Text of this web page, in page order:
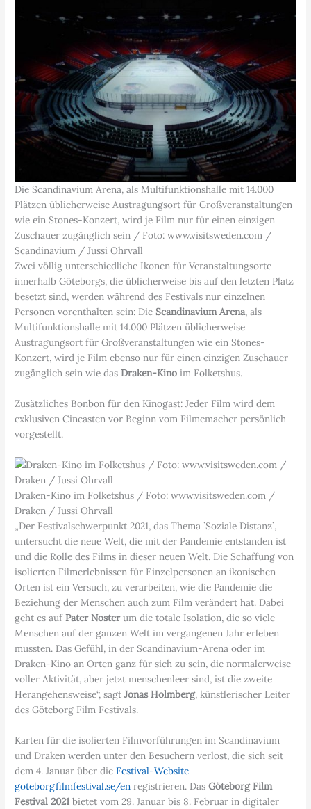
Die Scandinavium Arena, als Multifunktionshalle mit 14.000
Plätzen üblicherweise Austragungsort für Großveranstaltungen
wie ein Stones-Konzert, wird je Film nur für einen einzigen
Zuschauer zugänglich sein / Foto: www.visitsweden.com /
Scandinavium / Jussi Ohrvall
Zwei völlig unterschiedliche Ikonen für Veranstaltungsorte
innerhalb Göteborgs, die üblicherweise bis auf den letzten Platz
besetzt sind, werden während des Festivals nur einzelnen
Personen vorenthalten sein: Die Scandinavium Arena, als
Multifunktionshalle mit 14.000 Plätzen üblicherweise
Austragungsort für Großveranstaltungen wie ein Stones-
Konzert, wird je Film ebenso nur für einen einzigen Zuschauer
zugänglich sein wie dasDraken-Kino im Folketshus.
Zusätzliches Bonbon für den Kinogast: Jeder Film wird dem
exklusiven Cineasten vor Beginn vom Filmemacher persönlich
vorgestellt.
Draken-Kino im Folketshus / Foto: www.visitsweden.com /
Draken / Jussi Ohrvall
„Der Festivalschwerpunkt 2021, das Thema `Soziale Distanz`,
untersucht die neue Welt, die mit der Pandemie entstanden ist
und die Rolle des Films in dieser neuen Welt. Die Schaffung von
isolierten Filmerlebnissen für Einzelpersonen an ikonischen
Orten ist ein Versuch, zu verarbeiten, wie die Pandemie die
Beziehung der Menschen auch zum Film verändert hat. Dabei
geht es aufPater Nosterum die totale Isolation, die so viele
Menschen auf der ganzen Welt im vergangenen Jahr erleben
mussten. Das Gefühl, in der Scandinavium-Arena oder im
Draken-Kino an Orten ganz für sich zu sein, die normalerweise
voller Aktivität, aber jetzt menschenleer sind, ist die zweite
Herangehensweise“, sagtJonas Holmberg, künstlerischer Leiter
des Göteborg Film Festivals.
Karten für die isolierten Filmvorführungen im Scandinavium
und Draken werden unter den Besuchern verlost, die sich seit
dem 4. Januar über dieFestival-Website
goteborgfilmfestival.se/en registrieren. DasGöteborg Film
Festival 2021 bietet vom 29. Januar bis 8. Februar in digitaler